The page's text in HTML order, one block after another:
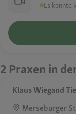
Es konnte
2 Praxen in
Klaus Wiegand
Merseburger